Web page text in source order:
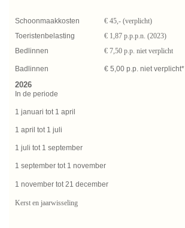
Schoonmaakkosten
€ 45,- (verplicht)
Toeristenbelasting
€ 1,87 p.p.p.n. (2023)
Bedlinnen
Badlinnen
€ 7,50 p.p. niet verplicht
€ 5,00 p.p. niet verplicht*
2026
In de periode
1 januari tot 1 april
1 april tot 1 juli
1 juli tot 1 september
1 september tot 1 november
1 november tot 21 december
Kerst en jaarwisseling